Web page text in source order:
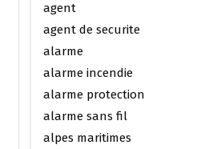
agent
agent de securite
alarme
alarme incendie
alarme protection
alarme sans fil
alpes maritimes